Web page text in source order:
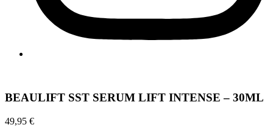
BEAULIFT SST SERUM LIFT INTENSE – 30ML
49,95 €